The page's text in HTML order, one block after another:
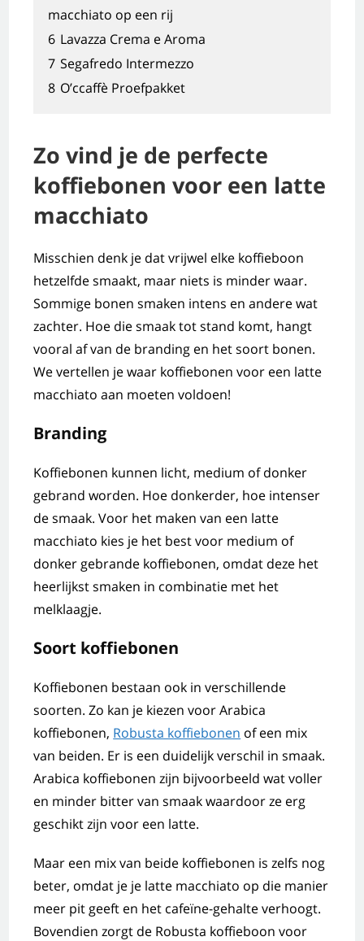
macchiato op een rij
6 Lavazza Crema e Aroma
7 Segafredo Intermezzo
8 O’ccaffè Proefpakket
Zo vind je de perfecte
koffiebonen voor een latte
macchiato
Misschien denk je dat vrijwel elke koffieboon
hetzelfde smaakt, maar niets is minder waar.
Sommige bonen smaken intens en andere wat
zachter. Hoe die smaak tot stand komt, hangt
vooral af van de branding en het soort bonen.
We vertellen je waar koffiebonen voor een latte
macchiato aan moeten voldoen!
Branding
Koffiebonen kunnen licht, medium of donker
gebrand worden. Hoe donkerder, hoe intenser
de smaak. Voor het maken van een latte
macchiato kies je het best voor medium of
donker gebrande koffiebonen, omdat deze het
heerlijkst smaken in combinatie met het
melklaagje.
Soort koffiebonen
Koffiebonen bestaan ook in verschillende
soorten. Zo kan je kiezen voor Arabica
koffiebonen, Robusta koffiebonen of een mix
van beiden. Er is een duidelijk verschil in smaak.
Arabica koffiebonen zijn bijvoorbeeld wat voller
en minder bitter van smaak waardoor ze erg
geschikt zijn voor een latte.
Maar een mix van beide koffiebonen is zelfs nog
beter, omdat je je latte macchiato op die manier
meer pit geeft en het cafeïne-gehalte verhoogt.
Bovendien zorgt de Robusta koffieboon voor